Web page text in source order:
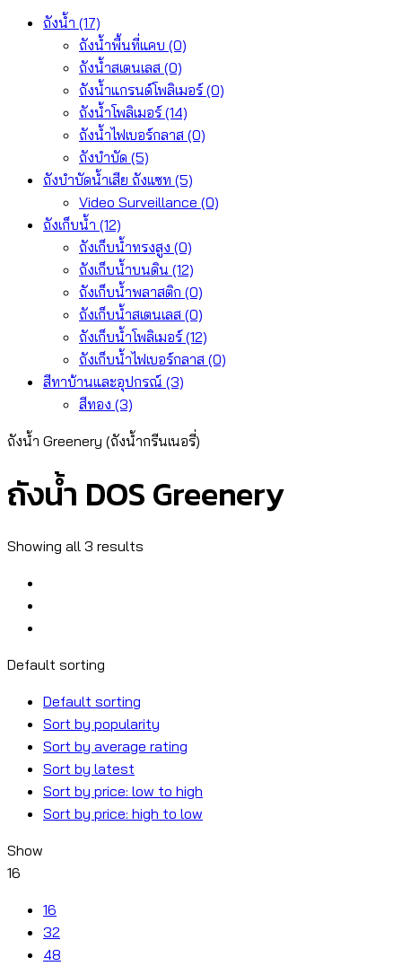
ถังน้ำ (17)
ถังน้ำพื้นที่แคบ (0)
ถังน้ำสเตนเลส (0)
ถังน้ำแกรนด์โพลิเมอร์(0)
ถังน้ำโพลิเมอร์(14)
ถังน้ำไฟเบอร์กลาส (0)
ถังบำบัด (5)
ถังบำบัดน้ำเสีย ถังแซท (5)
Video Surveillance (0)
ถังเก็บน้ำ (12)
ถังเก็บน้ำทรงสูง (0)
ถังเก็บน้ำบนดิน (12)
ถังเก็บน้ำพลาสติก (0)
ถังเก็บน้ำสเตนเลส (0)
ถังเก็บน้ำโพลิเมอร์(12)
ถังเก็บน้ำไฟเบอร์กลาส (0)
สีทาบ้านและอุปกรณ์ (3)
สีทอง (3)
ถังน้ำ Greenery (ถังน้ำกรีนเนอรี่)
ถังน้ำ DOS Greenery
Showing all 3 results
Default sorting
Default sorting
Sort by popularity
Sort by average rating
Sort by latest
Sort by price: low to high
Sort by price: high to low
Show
16
16
32
48